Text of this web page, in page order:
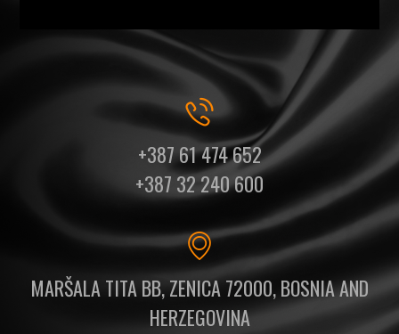
+387 61 474 652
+387 32 240 600
MARŠALA TITA BB, ZENICA 72000, BOSNIA AND
HERZEGOVINA